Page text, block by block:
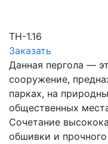
ТН-1.16
Заказать
Данная пергола —
сооружение,
парках, на
общественных
Сочетание
обшивки и